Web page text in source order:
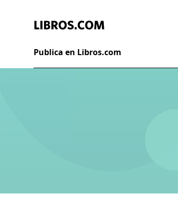
Publica en Libros.com